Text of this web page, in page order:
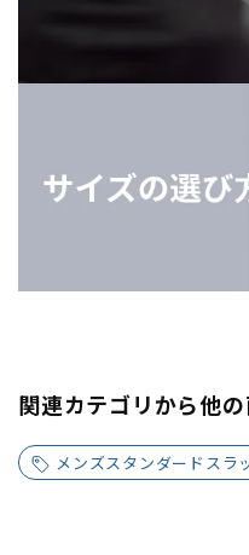
関連カテゴリから他
メンズスタンダードスラ